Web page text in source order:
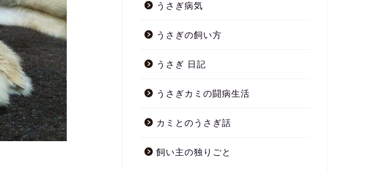
うさぎ病気
うさぎの飼い方
うさぎ 日記
うさぎカミの闘病生活
カミとのうさぎ話
飼い主の独りごと